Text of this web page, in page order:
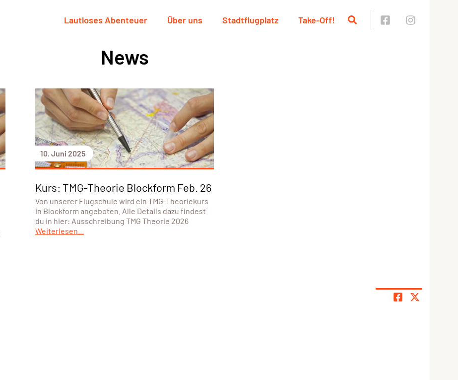
Lautloses Abenteuer Über uns Stadtflugplatz Take-Off!
News
10. Juni 2025
Kurs: TMG-Theorie Blockform Feb. 26
Von unserer Flugschule wird ein TMG-Theoriekurs
in Blockform angeboten. Alle Details dazu findest
du in hier: Ausschreibung TMG Theorie 2026
Weiterlesen...